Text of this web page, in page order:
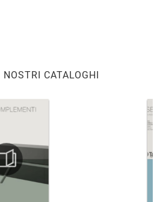
CATALOGHI